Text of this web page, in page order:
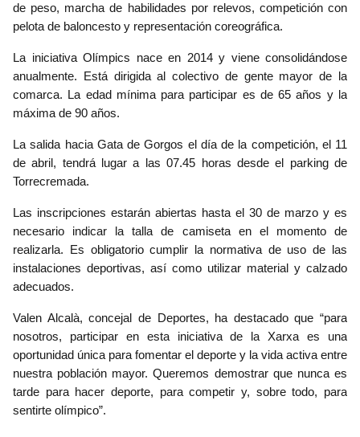
de peso, marcha de habilidades por relevos, competición con
pelota de baloncesto y representación coreográfica.
La iniciativa Olímpics nace en 2014 y viene consolidándose
anualmente. Está dirigida al colectivo de gente mayor de la
comarca. La edad mínima para participar es de 65 años y la
máxima de 90 años.
La salida hacia Gata de Gorgos el día de la competición, el 11
de abril, tendrá lugar a las 07.45 horas desde el parking de
Torrecremada.
Las inscripciones estarán abiertas hasta el 30 de marzo y es
necesario indicar la talla de camiseta en el momento de
realizarla. Es obligatorio cumplir la normativa de uso de las
instalaciones deportivas, así como utilizar material y calzado
adecuados.
Valen Alcalà, concejal de Deportes, ha destacado que “para
nosotros, participar en esta iniciativa de la Xarxa es una
oportunidad única para fomentar el deporte y la vida activa entre
nuestra población mayor. Queremos demostrar que nunca es
tarde para hacer deporte, para competir y, sobre todo, para
sentirte olímpico”.